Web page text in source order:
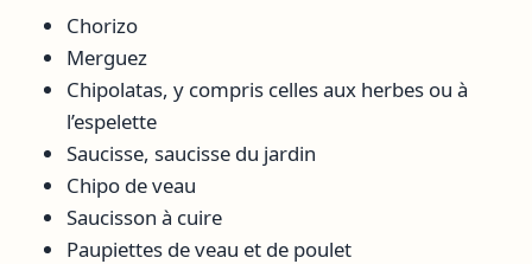
Chorizo
Merguez
Chipolatas, y compris celles aux herbes ou à
l’espelette
Saucisse, saucisse du jardin
Chipo de veau
Saucisson à cuire
Paupiettes de veau et de poulet